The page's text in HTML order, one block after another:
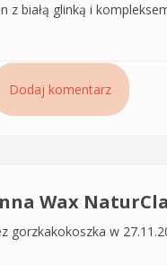
z białą glinką i
Szampon z białą glinką i
Dodaj komentarz
Wax
gorzkakokoszka w